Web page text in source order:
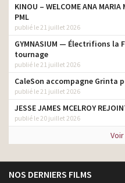
KINOU – WELCOME ANA
PML
publié le 21 juillet 2026
GYMNASIUM — Électrifions la
tournage
publié le 21 juillet 2026
CaleSon accompagne Grinta
publié le 21 juillet 2026
JESSE JAMES MCELROY
publié le 20 juillet 2026
NOS DERNIERS FILMS